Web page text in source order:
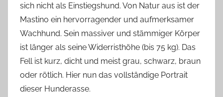
sich nicht als Einstiegshund. Von Natur aus ist der
Mastino ein hervorragender und aufmerksamer
Wachhund. Sein massiver und stämmiger Körper
ist länger als seine Widerristhöhe (bis 75 kg). Das
Fell ist kurz, dicht und meist grau, schwarz, braun
oder rötlich. Hier nun das vollständige Portrait
dieser Hunderasse.